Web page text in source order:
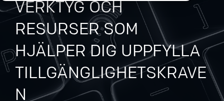
VERKTYG OCH
RESURSER SOM
HJÄLPER DIG UPPFYLLA
TILLGÄNGLIGHETSKRAVE
N